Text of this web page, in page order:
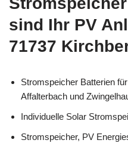
sind Ihr PV
71737
Stromspeicher Batterien
Affalterbach und
Individuelle Solar
Stromspeicher, PV